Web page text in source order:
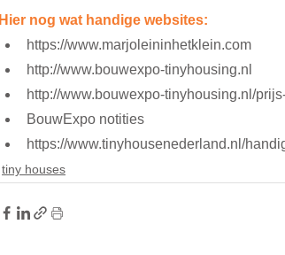
Hier nog wat handige websites:
https://www.marjoleininhetklein.com
http://www.bouwexpo-tinyhousing.nl
http://www.bouwexpo-tinyhousing.nl/
BouwExpo notities
https://www.tinyhousenederland.nl/
tiny houses